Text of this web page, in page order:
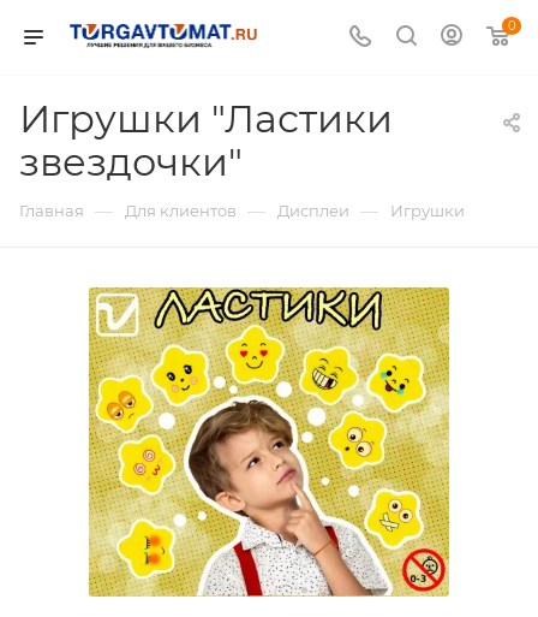
0
Игрушки "Ластики
звездочки"
Главная — Для клиентов — Дисплеи — Игрушки